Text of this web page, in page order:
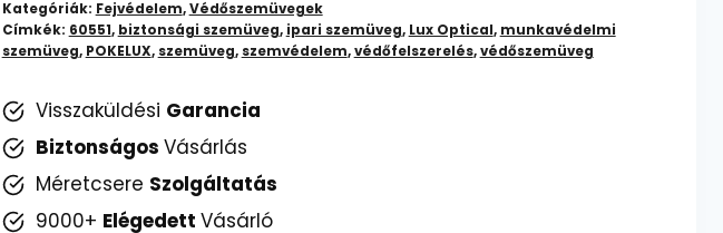
Lux
Optical
-
Kiváló
Védelem
és
Stílus
mennyiség
Kategóriák: Fejvédelem,Védőszemüvegek
Címkék: 60551, biztonsági szemüveg, ipari szemüveg, Lux Optical, munkavédelmi
szemüveg, POKELUX, szemüveg, szemvédelem,védőfelszerelés,védőszemüveg
Visszaküldési Garancia
Biztonságos Vásárlás
Méretcsere Szolgáltatás
9000+ Elégedett Vásárló